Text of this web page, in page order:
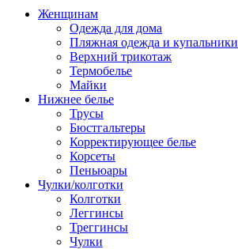
Женщинам
Одежда для дома
Пляжная одежда и купальники
Верхний трикотаж
Термобелье
Майки
Нижнее белье
Трусы
Бюстгальтеры
Корректирующее белье
Корсеты
Пеньюары
Чулки/колготки
Колготки
Леггинсы
Треггинсы
Чулки